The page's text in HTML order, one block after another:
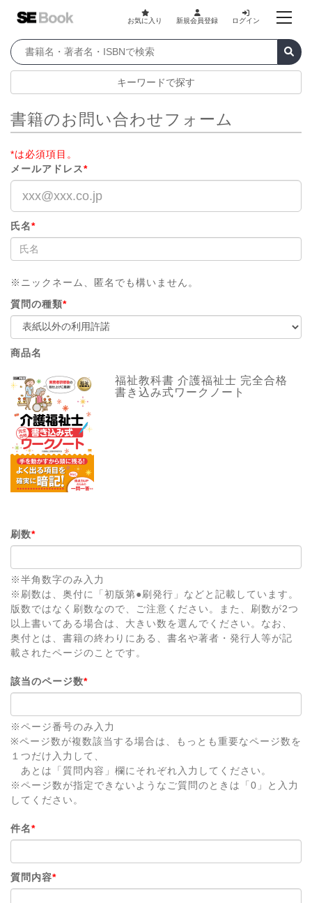
お気に入り 新規会員登録 ログイン
キーワードで探す
書籍のお問い合わせフォーム
*は必須項目。
メールアドレス*
氏名*
※ニックネーム、匿名でも構いません。
質問の種類*
商品名
福祉教科書 介護福祉士 完全合格
書き込み式ワークノート
刷数*
※半角数字のみ入力
※刷数は、奥付に「初版第●刷発行」などと記載しています。
版数ではなく刷数なので、ご注意ください。また、刷数が2つ
以上書いてある場合は、大きい数を選んでください。なお、
奥付とは、書籍の終わりにある、書名や著者・発行人等が記
載されたページのことです。
該当のページ数*
※ページ番号のみ入力
※ページ数が複数該当する場合は、もっとも重要なページ数を
１つだけ入力して、
あとは「質問内容」欄にそれぞれ入力してください。
※ページ数が指定できないようなご質問のときは「0」と入力
してください。
件名*
質問内容*